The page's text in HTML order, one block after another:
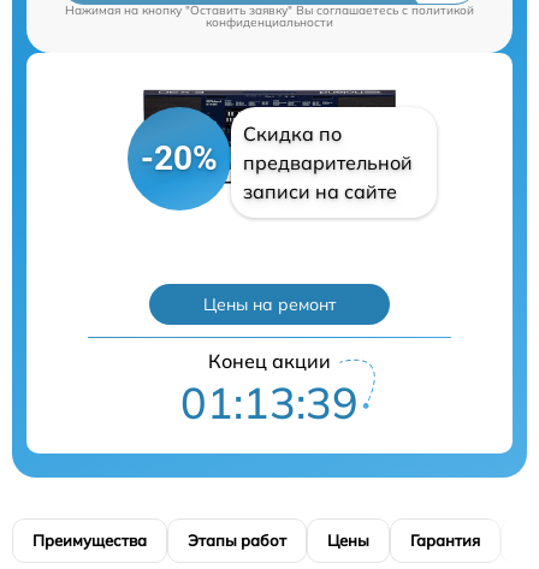
Нажимая на кнопку "Оставить заявку" Вы соглашаетесь cполитикой
конфиденциальности
-20%
Скидка по
предварительной
записи на сайте
Цены на ремонт
Конец акции
01:13:38
Преимущества Этапы работ Цены Гарантия